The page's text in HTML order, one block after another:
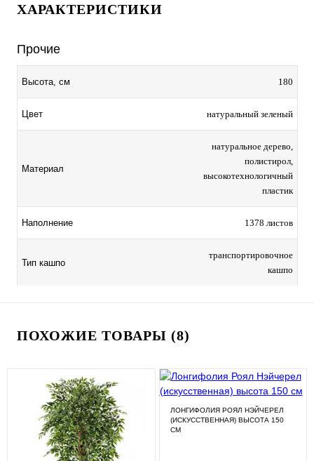
ХАРАКТЕРИСТИКИ
Прочие
Высота, см 180
Цвет натуральный зеленый
Материал
натуральное дерево,
полистирол,
высокотехнологичный
пластик
Наполнение 1378 листов
Тип кашпо
транспортировочное
кашпо
ПОХОЖИЕ ТОВАРЫ (8)
ЛОНГИФОЛИЯ РОЯЛ НЭЙЧЕРЕЛ
(ИСКУССТВЕННАЯ) ВЫСОТА 150
СМ